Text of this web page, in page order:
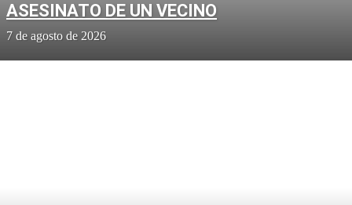
ASESINATO DE UN VECINO
7 de agosto de 2026